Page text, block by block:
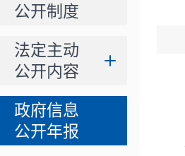
公开制度
法定主动
公开内容
政府信息
公开年报